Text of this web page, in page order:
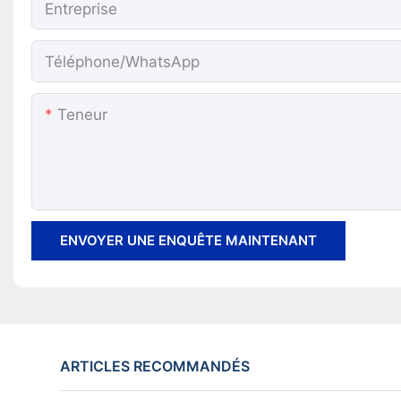
Entreprise
Téléphone/WhatsApp
Teneur
ENVOYER UNE ENQUÊTE MAINTENANT
ARTICLES RECOMMANDÉS